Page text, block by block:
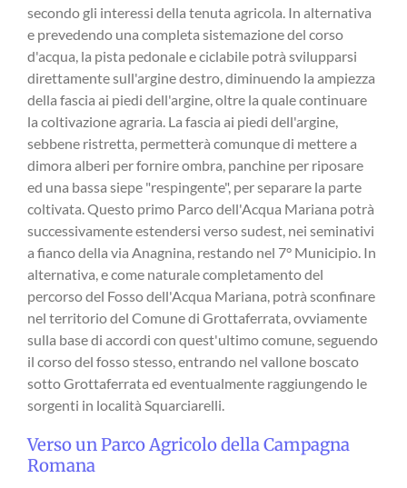
secondo gli interessi della tenuta agricola. In alternativa
e prevedendo una completa sistemazione del corso
d'acqua, la pista pedonale e ciclabile potrà svilupparsi
direttamente sull'argine destro, diminuendo la ampiezza
della fascia ai piedi dell'argine, oltre la quale continuare
la coltivazione agraria. La fascia ai piedi dell'argine,
sebbene ristretta, permetterà comunque di mettere a
dimora alberi per fornire ombra, panchine per riposare
ed una bassa siepe "respingente", per separare la parte
coltivata. Questo primo Parco dell'Acqua Mariana potrà
successivamente estendersi verso sudest, nei seminativi
a fianco della via Anagnina, restando nel 7° Municipio. In
alternativa, e come naturale completamento del
percorso del Fosso dell'Acqua Mariana, potrà sconfinare
nel territorio del Comune di Grottaferrata, ovviamente
sulla base di accordi con quest'ultimo comune, seguendo
il corso del fosso stesso, entrando nel vallone boscato
sotto Grottaferrata ed eventualmente raggiungendo le
sorgenti in località Squarciarelli.
Verso un Parco Agricolo della Campagna
Romana